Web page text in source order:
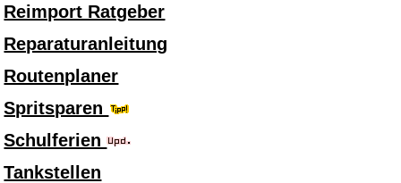
Reimport Ratgeber
Reparaturanleitung
Routenplaner
Spritsparen
Schulferien
Tankstellen